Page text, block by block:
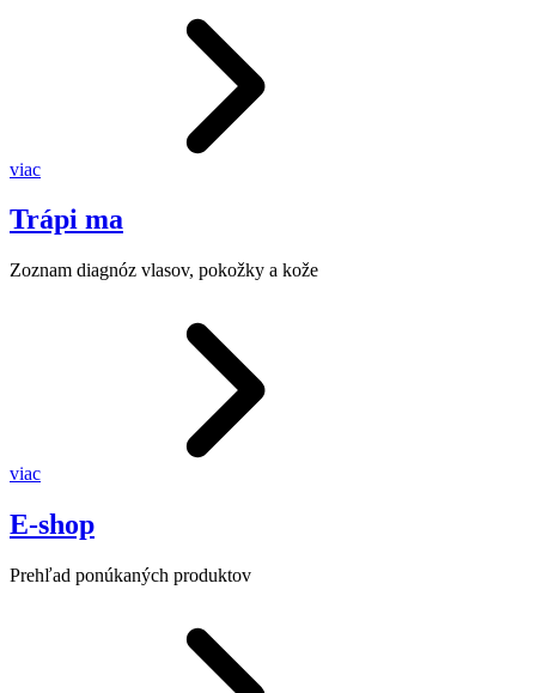
viac
Trápi ma
Zoznam diagnóz vlasov, pokožky a kože
viac
E-shop
Prehľad ponúkaných produktov